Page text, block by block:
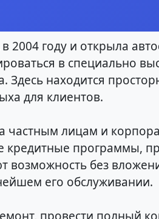
2004 году и открыла
в специально
Здесь находится
для клиентов.
частным лицам и
кредитные программы,
возможность без
его обслуживании.